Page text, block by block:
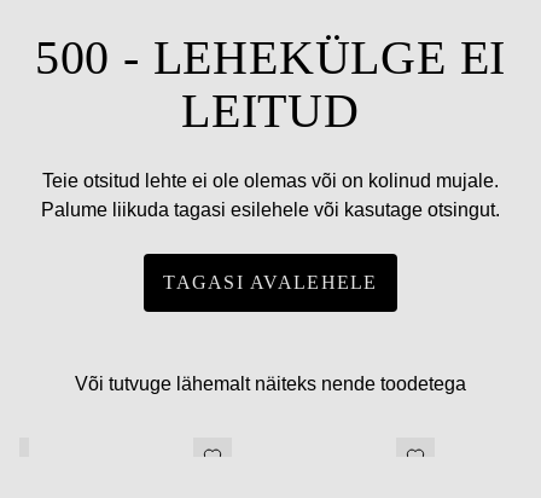
500 - LEHEKÜLGE EI
LEITUD
Teie otsitud lehte ei ole olemas või on kolinud mujale.
Palume liikuda tagasi esilehele või kasutage otsingut.
TAGASI AVALEHELE
Või tutvuge lähemalt näiteks nende toodetega